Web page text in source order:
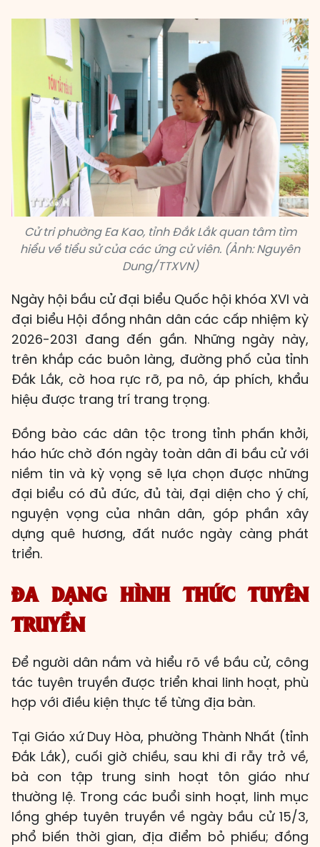
Cử tri phường Ea Kao, tỉnh Đắk Lắk quan tâm tìm
hiểu về tiểu sử của các ứng cử viên. (Ảnh: Nguyên
Dung/TTXVN)
Ngày hội bầu cử đại biểu Quốc hội khóa XVI và
đại biểu Hội đồng nhân dân các cấp nhiệm kỳ
2026-2031 đang đến gần. Những ngày này,
trên khắp các buôn làng, đường phố của tỉnh
Đắk Lắk, cờ hoa rực rỡ, pa nô, áp phích, khẩu
hiệu được trang trí trang trọng.
Đồng bào các dân tộc trong tỉnh phấn khởi,
háo hức chờ đón ngày toàn dân đi bầu cử với
niềm tin và kỳ vọng sẽ lựa chọn được những
đại biểu có đủ đức, đủ tài, đại diện cho ý chí,
nguyện vọng của nhân dân, góp phần xây
dựng quê hương, đất nước ngày càng phát
triển.
ĐA DẠNG HÌNH THỨC TUYÊN
TRUYỀN
Để người dân nắm và hiểu rõ về bầu cử, công
tác tuyên truyền được triển khai linh hoạt, phù
hợp với điều kiện thực tế từng địa bàn.
Tại Giáo xứ Duy Hòa, phường Thành Nhất (tỉnh
Đắk Lắk), cuối giờ chiều, sau khi đi rẫy trở về,
bà con tập trung sinh hoạt tôn giáo như
thường lệ. Trong các buổi sinh hoạt, linh mục
lồng ghép tuyên truyền về ngày bầu cử 15/3,
phổ biến thời gian, địa điểm bỏ phiếu; đồng